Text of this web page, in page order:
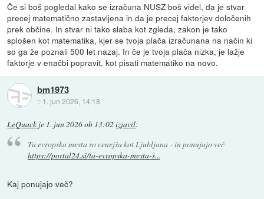
Če si boš pogledal kako se izračuna NUSZ boš videl, da je stvar
precej matematično zastavljena in da je precej faktorjev določenih
prek občine. In stvar ni tako slaba kot zgleda, zakon je tako
splošen kot matematika, kjer se tvoja plača izračunana na način ki
so ga že poznali 500 let nazaj. In če je tvoja plača nizka, je lažje
faktorje v enačbi popravit, kot pisati matematiko na novo.
bm1973
:: 1. jun 2026, 14:18
LeQuack je 1. jun 2026 ob 13:02 izjavil:
Ta evropska mesta so cenejša kot Ljubljana - in ponujajo več
https://portal24.si/ta-evropska-mesta-s...
Kaj ponujajo več?